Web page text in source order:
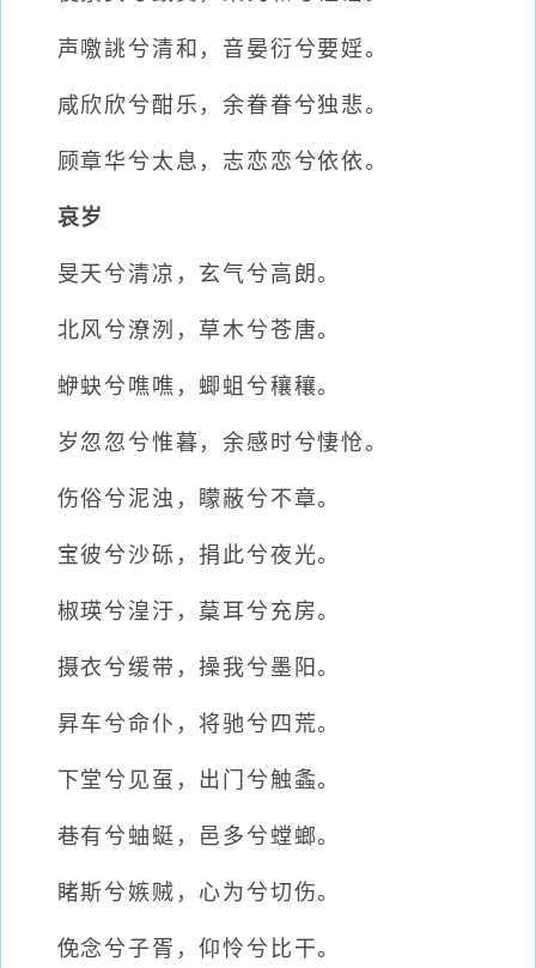
声噭誂兮清和，音晏衍兮要婬。
咸欣欣兮酣乐，余眷眷兮独悲。
顾章华兮太息，志恋恋兮依依。
哀岁
旻天兮清凉，玄气兮高朗。
北风兮潦洌，草木兮苍唐。
蛜蚗兮噍噍，蝍蛆兮穰穰。
岁忽忽兮惟暮，余感时兮悽怆。
伤俗兮泥浊，矇蔽兮不章。
宝彼兮沙砾，捐此兮夜光。
椒瑛兮湟汙，葈耳兮充房。
摄衣兮缓带，操我兮墨阳。
昇车兮命仆，将驰兮四荒。
下堂兮见虿，出门兮触螽。
巷有兮蚰蜓，邑多兮螳螂。
睹斯兮嫉贼，心为兮切伤。
俛念兮子胥，仰怜兮比干。